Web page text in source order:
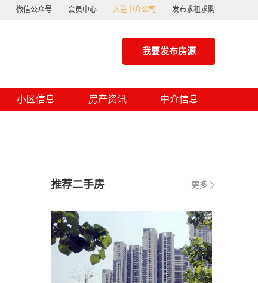
微信公众号 会员中心 入驻中介公司 发布求租求购
我要发布房源
小区信息 房产资讯 中介信息
更多
推荐二手房